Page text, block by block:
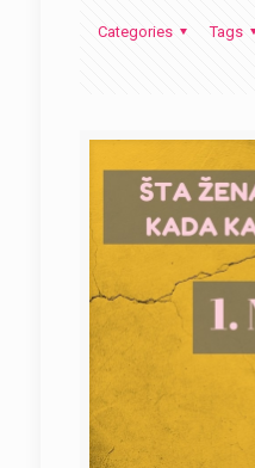
Categories Tags